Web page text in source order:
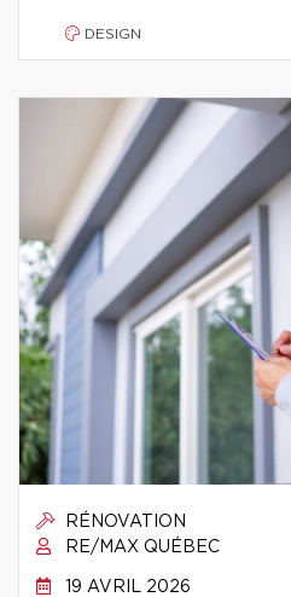
DESIGN
RÉNOVATION
RE/MAX QUÉBEC
19 AVRIL 2026